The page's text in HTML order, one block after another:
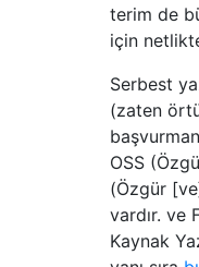
terim de
için
Serbest
(zaten
OSS
(Özgür
vardır. ve
Kaynak